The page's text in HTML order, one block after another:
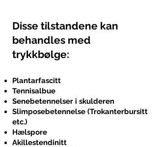
Disse tilstandene kan
behandles med
trykkbølge:
Plantarfascitt
Tennisalbue
Senebetennelser i skulderen
Slimposebetennelse (Trokanterbursitt
etc.)
Hælspore
Akillestendinitt